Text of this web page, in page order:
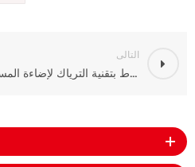
التالى
مزود طاقة LED بجهد ثابت قابل للتعتيم 12 فولت/24 فولت بقدرة 150 واط بتقنية الترياك لإضاءة المسار المغناطيسي LED